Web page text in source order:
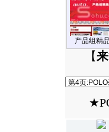
产品组精
【